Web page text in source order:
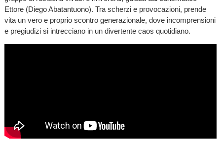
Ettore (Diego Abatantuono). Tra scherzi e provocazioni, prende
vita un vero e proprio scontro generazionale, dove incomprensioni
e pregiudizi si intrecciano in un divertente caos quotidiano.